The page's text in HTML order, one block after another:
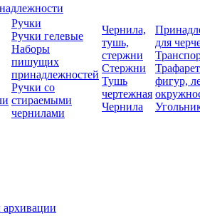
Ручки
Ручки гелевые
Наборы
пишущих
принадлежностей
Ручки со
стираемыми
чернилами
Чернила,
тушь,
стержни
Стержни
Тушь
чертежная
Чернила
для
фигур,